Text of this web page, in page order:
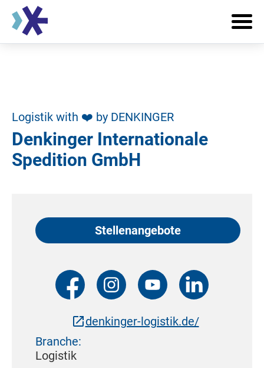
Logistik with ❤️ by DENKINGER
Denkinger Internationale
Spedition GmbH
Stellenangebote
denkinger-logistik.de/
Branche:
Logistik